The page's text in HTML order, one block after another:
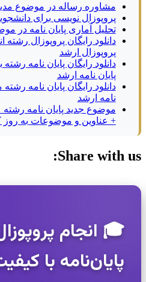
مشاوره رساله در موضوع
پروپوزال نویسی برای
تحلیل آماری پایان نامه در
دانلود رایگان پروپوزال
پروپوزال ارشد
دانلود رایگان پایان نامه
پایان نامه ارشد
دانلود رایگان پایان نامه
نامه ارشد
موضوع جدید پایان نامه
+ عناوین و موضوعات به
Share with us:
🎓 انجام
پایان‌نامه با